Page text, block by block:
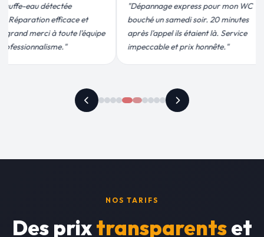
WC
"Remplacement de mon chauffe-eau en
moins de 2h. Équipe très pro, devis
conforme, chantier propre. Je
recommande vivement."
"Un
pour
NOS TARIFS
Des prixtransparentset